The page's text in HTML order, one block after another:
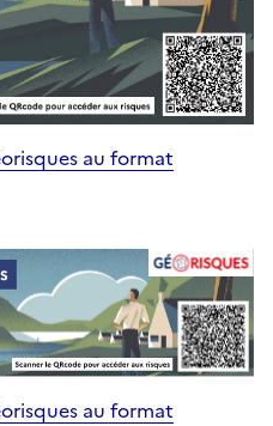
au format
au format